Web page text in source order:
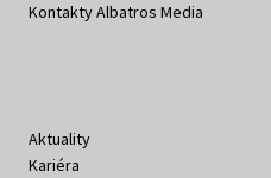
Kontakty Albatros Media
Aktuality
Kariéra